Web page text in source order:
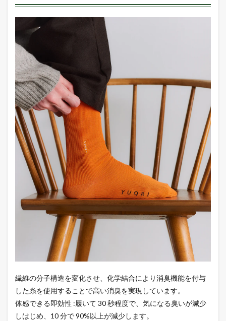
濯し
持続
YUQRI
とは
3
デザ
イン
豊富
でお
しゃ
れ
4
さい
ごに
繊維の分子構造を変化させ、化学結合により消臭機能を付与
した糸を使用することで高い消臭を実現しています。
体感できる即効性 :履いて 30 秒程度で、気になる臭いが減少
しはじめ、10 分で 90%以上が減少します。